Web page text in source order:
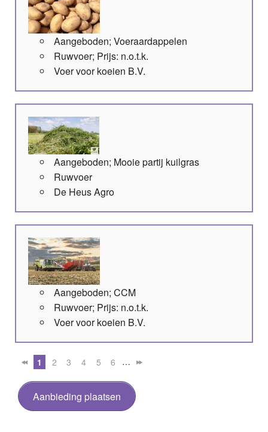
Aangeboden; Voeraardappelen
Ruwvoer; Prijs: n.o.t.k.
Voer voor koeien B.V.
Aangeboden; Mooie partij kuilgras
Ruwvoer
De Heus Agro
Aangeboden; CCM
Ruwvoer; Prijs: n.o.t.k.
Voer voor koeien B.V.
1 2 3 4 5 6 …
Aanbieding plaatsen